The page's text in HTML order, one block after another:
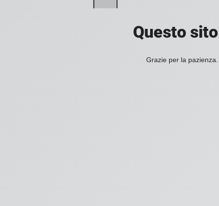
Questo
Grazie per la